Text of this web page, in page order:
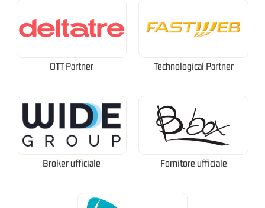
OTT Partner Technological Partner
Broker ufficiale Fornitore ufficiale